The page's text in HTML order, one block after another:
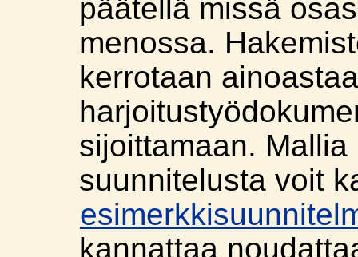
päätellä missä
menossa.
kerrotaan
sijoittamaan.
suunnitelusta voit
kannattaa